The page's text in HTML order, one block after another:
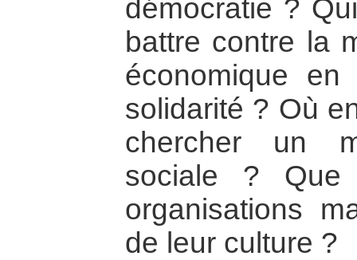
démocratie ?
battre contre la
économique
solidarité ? Où
chercher un
sociale ? Que
organisations
de leur culture ?